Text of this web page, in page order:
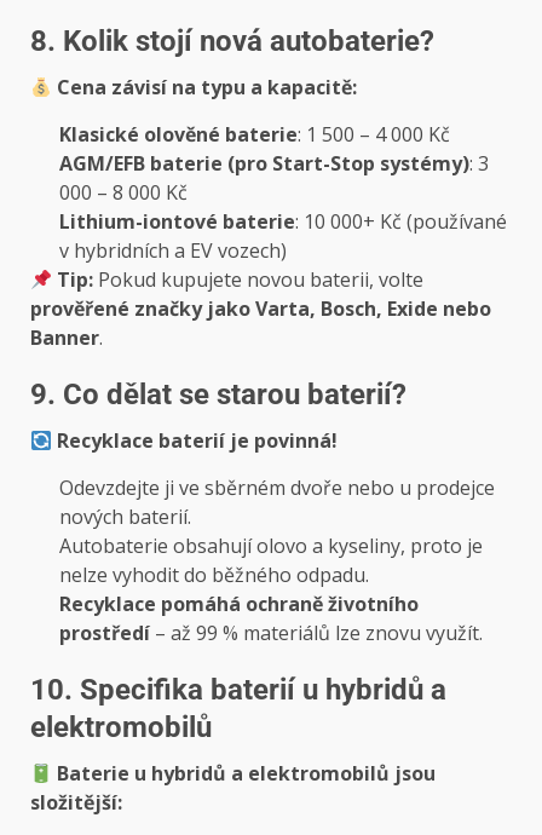
8. Kolik stojí nová autobaterie?
Cena závisí na typu a kapacitě:
Klasické olověné baterie: 1 500 – 4 000 Kč
AGM/EFB baterie (pro Start-Stop systémy): 3
000 – 8 000 Kč
Lithium-iontové baterie: 10 000+ Kč (používané
v hybridních a EV vozech)
Tip: Pokud kupujete novou baterii, volte
prověřené značky jako Varta, Bosch, Exide nebo
Banner.
9. Co dělat se starou baterií?
Recyklace baterií je povinná!
Odevzdejte ji ve sběrném dvoře nebo u prodejce
nových baterií.
Autobaterie obsahují olovo a kyseliny, proto je
nelze vyhodit do běžného odpadu.
Recyklace pomáhá ochraně životního
prostředí – až 99 % materiálů lze znovu využít.
10. Specifika baterií u hybridů a
elektromobilů
Baterie u hybridů a elektromobilů jsou
složitější: